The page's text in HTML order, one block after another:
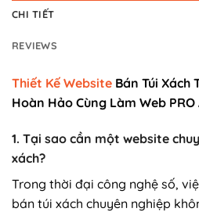
CHI TIẾT
REVIEWS
Thiết Kế Website Bán Túi Xách
Hoàn Hảo Cùng Làm Web PRO
1. Tại sao cần một website
xách?
Trong thời đại công nghệ số,
bán túi xách chuyên nghiệp